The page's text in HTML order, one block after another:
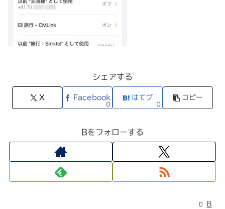
シェアする
X Facebook
0
はてブ
0
コピー
Bをフォローする
B